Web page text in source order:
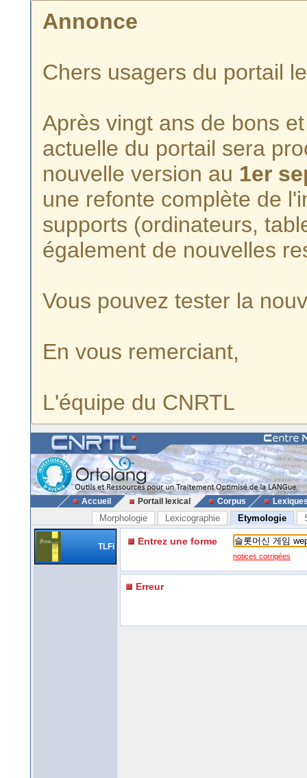
Annonce
Chers usagers du portail
Après vingt ans de bons
actuelle du portail sera
nouvelle version au 1er
une refonte complète de
supports (ordinateurs,
également de nouvelles
Vous pouvez tester la
En vous remerciant,
L'équipe du CNRTL
Accueil Portail lexical Corpus
Morphologie Lexicographie Etymologie
TLFi Entrez une forme
notices corrigées
Erreur